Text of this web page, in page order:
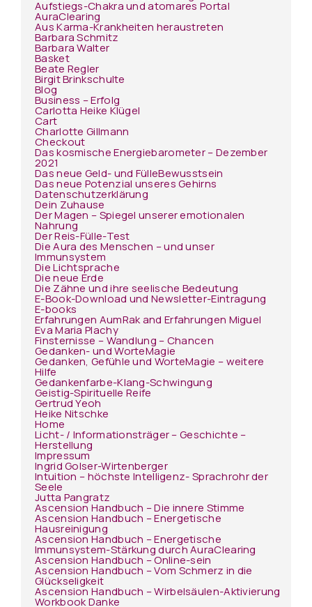
Aufstiegs-Chakra und atomares Portal
AuraClearing
Aus Karma-Krankheiten heraustreten
Barbara Schmitz
Barbara Walter
Basket
Beate Regler
Birgit Brinkschulte
Blog
Business – Erfolg
Carlotta Heike Klügel
Cart
Charlotte Gillmann
Checkout
Das kosmische Energiebarometer – Dezember
2021
Das neue Geld- und FülleBewusstsein
Das neue Potenzial unseres Gehirns
Datenschutzerklärung
Dein Zuhause
Der Magen – Spiegel unserer emotionalen
Nahrung
Der Reis-Fülle-Test
Die Aura des Menschen – und unser
Immunsystem
Die Lichtsprache
Die neue Erde
Die Zähne und ihre seelische Bedeutung
E-Book-Download und Newsletter-Eintragung
E-books
Erfahrungen AumRak and Erfahrungen Miguel
Eva Maria Plachy
Finsternisse – Wandlung – Chancen
Gedanken- und WorteMagie
Gedanken, Gefühle und WorteMagie – weitere
Hilfe
Gedankenfarbe-Klang-Schwingung
Geistig-Spirituelle Reife
Gertrud Yeoh
Heike Nitschke
Home
Licht- / Informationsträger – Geschichte –
Herstellung
Impressum
Ingrid Golser-Wirtenberger
Intuition – höchste Intelligenz- Sprachrohr der
Seele
Jutta Pangratz
Ascension Handbuch – Die innere Stimme
Ascension Handbuch – Energetische
Hausreinigung
Ascension Handbuch – Energetische
Immunsystem-Stärkung durch AuraClearing
Ascension Handbuch – Online-sein
Ascension Handbuch – Vom Schmerz in die
Glückseligkeit
Ascension Handbuch – Wirbelsäulen-Aktivierung
Workbook Danke